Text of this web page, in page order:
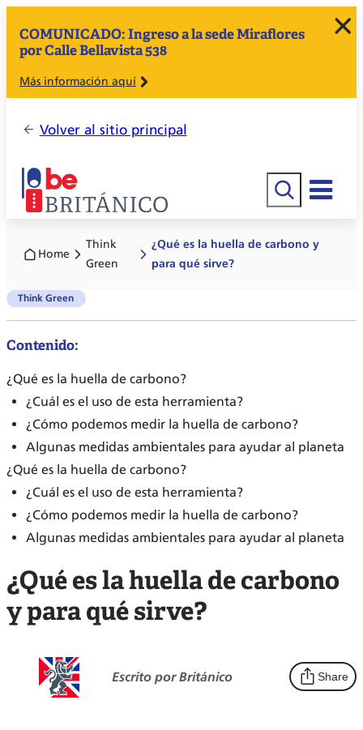
COMUNICADO: Ingreso a la sede Miraflores
por Calle Bellavista 538
Más información aquí
Volver al sitio principal
Buscar
Home
Think
Green
¿Qué es la huella de carbono y
para qué sirve?
Think Green
Contenido:
¿Qué es la huella de carbono?
¿Cuál es el uso de esta herramienta?
¿Cómo podemos medir la huella de carbono?
Algunas medidas ambientales para ayudar al planeta
¿Qué es la huella de carbono?
¿Cuál es el uso de esta herramienta?
¿Cómo podemos medir la huella de carbono?
Algunas medidas ambientales para ayudar al planeta
¿Qué es la huella de carbono
y para qué sirve?
Escrito por Británico Share